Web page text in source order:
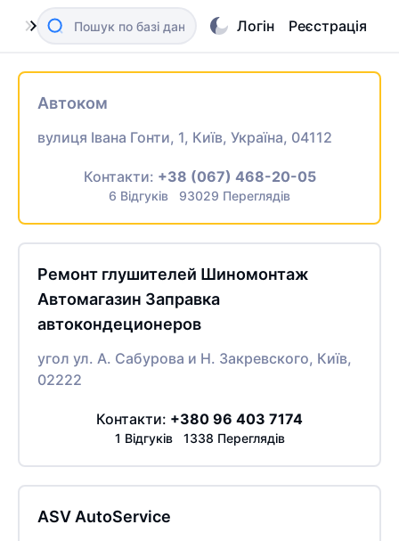
Логін Реєстрація
Автоком
вулиця Івана Гонти, 1, Київ, Україна, 04112
Контакти: +38 (067) 468-20-05
6 Відгуків 93029 Переглядів
Ремонт глушителей Шиномонтаж
Автомагазин Заправка
автокондеционеров
угол ул. А. Сабурова и Н. Закревского, Київ,
02222
Контакти: +380 96 403 7174
1 Відгуків 1338 Переглядів
ASV AutoService